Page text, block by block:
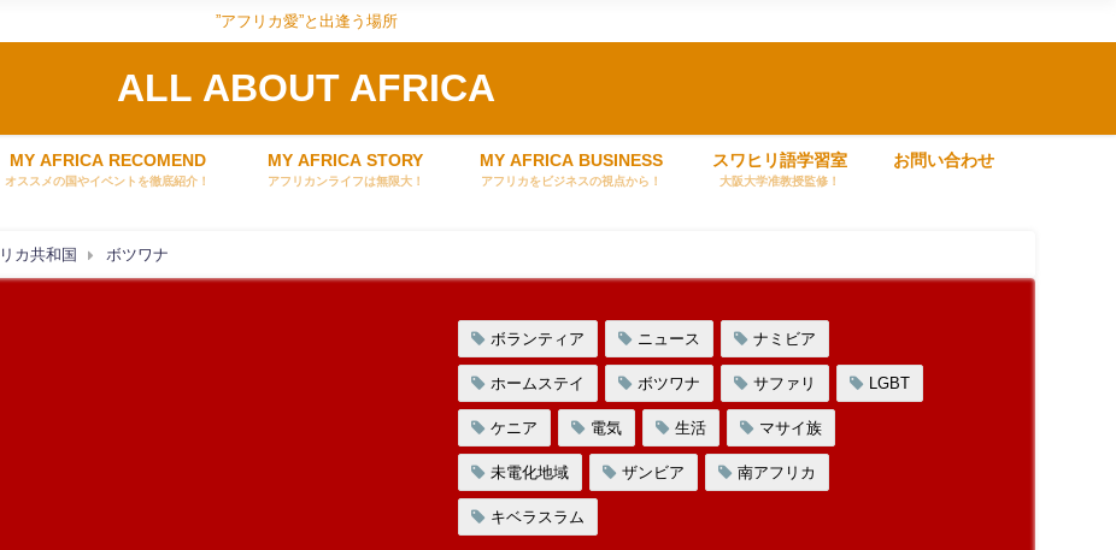
”アフリカ愛”と出逢う場所
ALL ABOUT AFRICA
MY AFRICA RECOMEND
オススメの国やイベントを徹底紹介！
MY AFRICA STORY
アフリカンライフは無限大！
MY AFRICA BUSINESS
アフリカをビジネスの視点から！
スワヒリ語学習室
大阪大学准教授監修！
お問い合わせ
カ共和国 ボツワナ
ボランティア ニュース ナミビア
ホームステイ ボツワナ サファリ LGBT
ケニア 電気 生活 マサイ族
未電化地域 ザンビア 南アフリカ
キベラスラム